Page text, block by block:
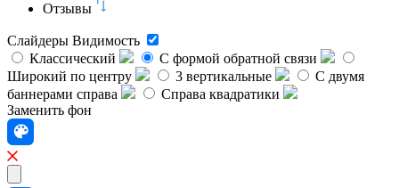
Отзывы
Слайдеры Видимость
Классический
C формой обратной связи
Широкий по центру
3 вертикальные
С двумя
баннерами справа
Справа квадратики
Заменить фон